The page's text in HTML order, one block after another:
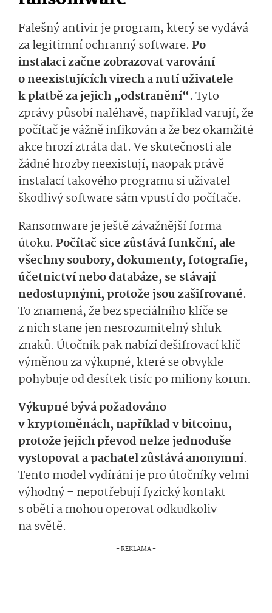
Falešný antivir je program, který se vydává
za legitimní ochranný software. Po
instalaci začne zobrazovat varování
o neexistujících virech a nutí uživatele
k platbě za jejich „odstranění“. Tyto
zprávy působí naléhavě, například varují, že
počítač je vážně infikován a že bez okamžité
akce hrozí ztráta dat. Ve skutečnosti ale
žádné hrozby neexistují, naopak právě
instalací takového programu si uživatel
škodlivý software sám vpustí do počítače.
Ransomware je ještě závažnější forma
útoku. Počítač sice zůstává funkční, ale
všechny soubory, dokumenty, fotografie,
účetnictví nebo databáze, se stávají
nedostupnými, protože jsou zašifrované.
To znamená, že bez speciálního klíče se
z nich stane jen nesrozumitelný shluk
znaků. Útočník pak nabízí dešifrovací klíč
výměnou za výkupné, které se obvykle
pohybuje od desítek tisíc po miliony korun.
Výkupné bývá požadováno
v kryptoměnách, například v bitcoinu,
protože jejich převod nelze jednoduše
vystopovat a pachatel zůstává anonymní.
Tento model vydírání je pro útočníky velmi
výhodný – nepotřebují fyzický kontakt
s obětí a mohou operovat odkudkoliv
na světě.